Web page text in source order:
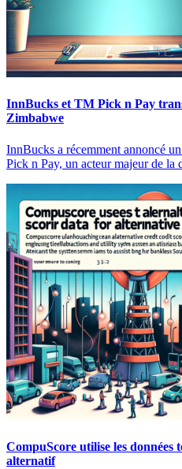
InnBucks et TM Pick n Pay
Zimbabwe
InnBucks a récemment annoncé
Pick n Pay, un acteur majeur de
CompuScore utilise les données
alternatif